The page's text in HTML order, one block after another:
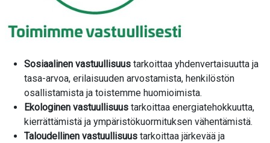
Sosiaalinen vastuullisuus tarkoittaa yhdenvertaisuutta ja
tasa-arvoa, erilaisuuden arvostamista, henkilöstön
osallistamista ja toistemme huomioimista.
Ekologinen vastuullisuus tarkoittaa energiatehokkuutta,
kierrättämistä ja ympäristökuormituksen vähentämistä.
Taloudellinen vastuullisuus tarkoittaa järkevää ja